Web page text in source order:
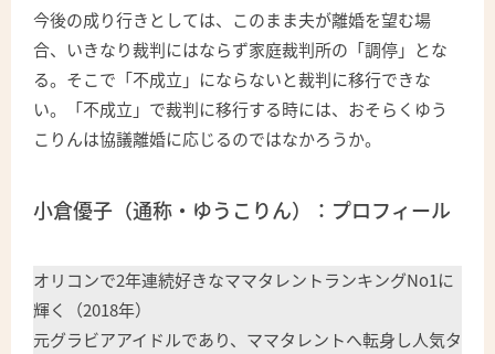
今後の成り行きとしては、このまま夫が離婚を望む場
合、いきなり裁判にはならず家庭裁判所の「調停」とな
る。そこで「不成立」にならないと裁判に移行できな
い。「不成立」で裁判に移行する時には、おそらくゆう
こりんは協議離婚に応じるのではなかろうか。
小倉優子（通称・ゆうこりん）：プロフィール
オリコンで2年連続好きなママタレントランキングNo1に
輝く（2018年）
元グラビアアイドルであり、ママタレントへ転身し人気タ